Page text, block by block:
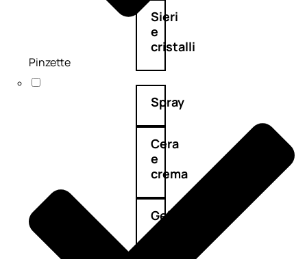
Sieri
e
cristalli
Spray
Cera
e
crema
Gel
capelli
Pinzette